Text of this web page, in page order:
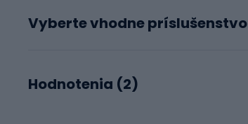
Vyberte vhodne príslušenstvo
Hodnotenia (2)